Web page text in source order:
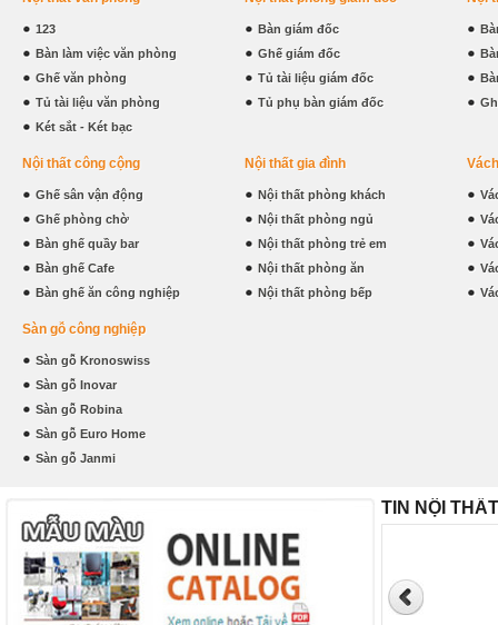
123
Bàn làm việc văn phòng
Ghế văn phòng
Tủ tài liệu văn phòng
Két sắt - Két bạc
Bàn giám đốc
Ghế giám đốc
Tủ tài liệu giám đốc
Tủ phụ bàn giám đốc
Nội thất công cộng
Ghế sân vận động
Ghế phòng chờ
Bàn ghế quầy bar
Bàn ghế Cafe
Bàn ghế ăn công nghiệp
Nội thất gia đình
Nội thất phòng khách
Nội thất phòng ngủ
Nội thất phòng trẻ em
Nội thất phòng ăn
Nội thất phòng bếp
Sàn gỗ công nghiệp
Sàn gỗ Kronoswiss
Sàn gỗ Inovar
Sàn gỗ Robina
Sàn gỗ Euro Home
Sàn gỗ Janmi
TIN NỘI